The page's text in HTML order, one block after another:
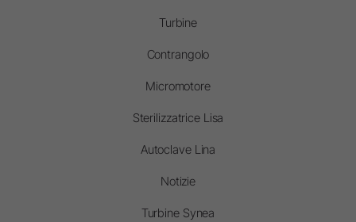
Turbine
Contrangolo
Micromotore
Sterilizzatrice Lisa
Autoclave Lina
Notizie
Turbine Synea